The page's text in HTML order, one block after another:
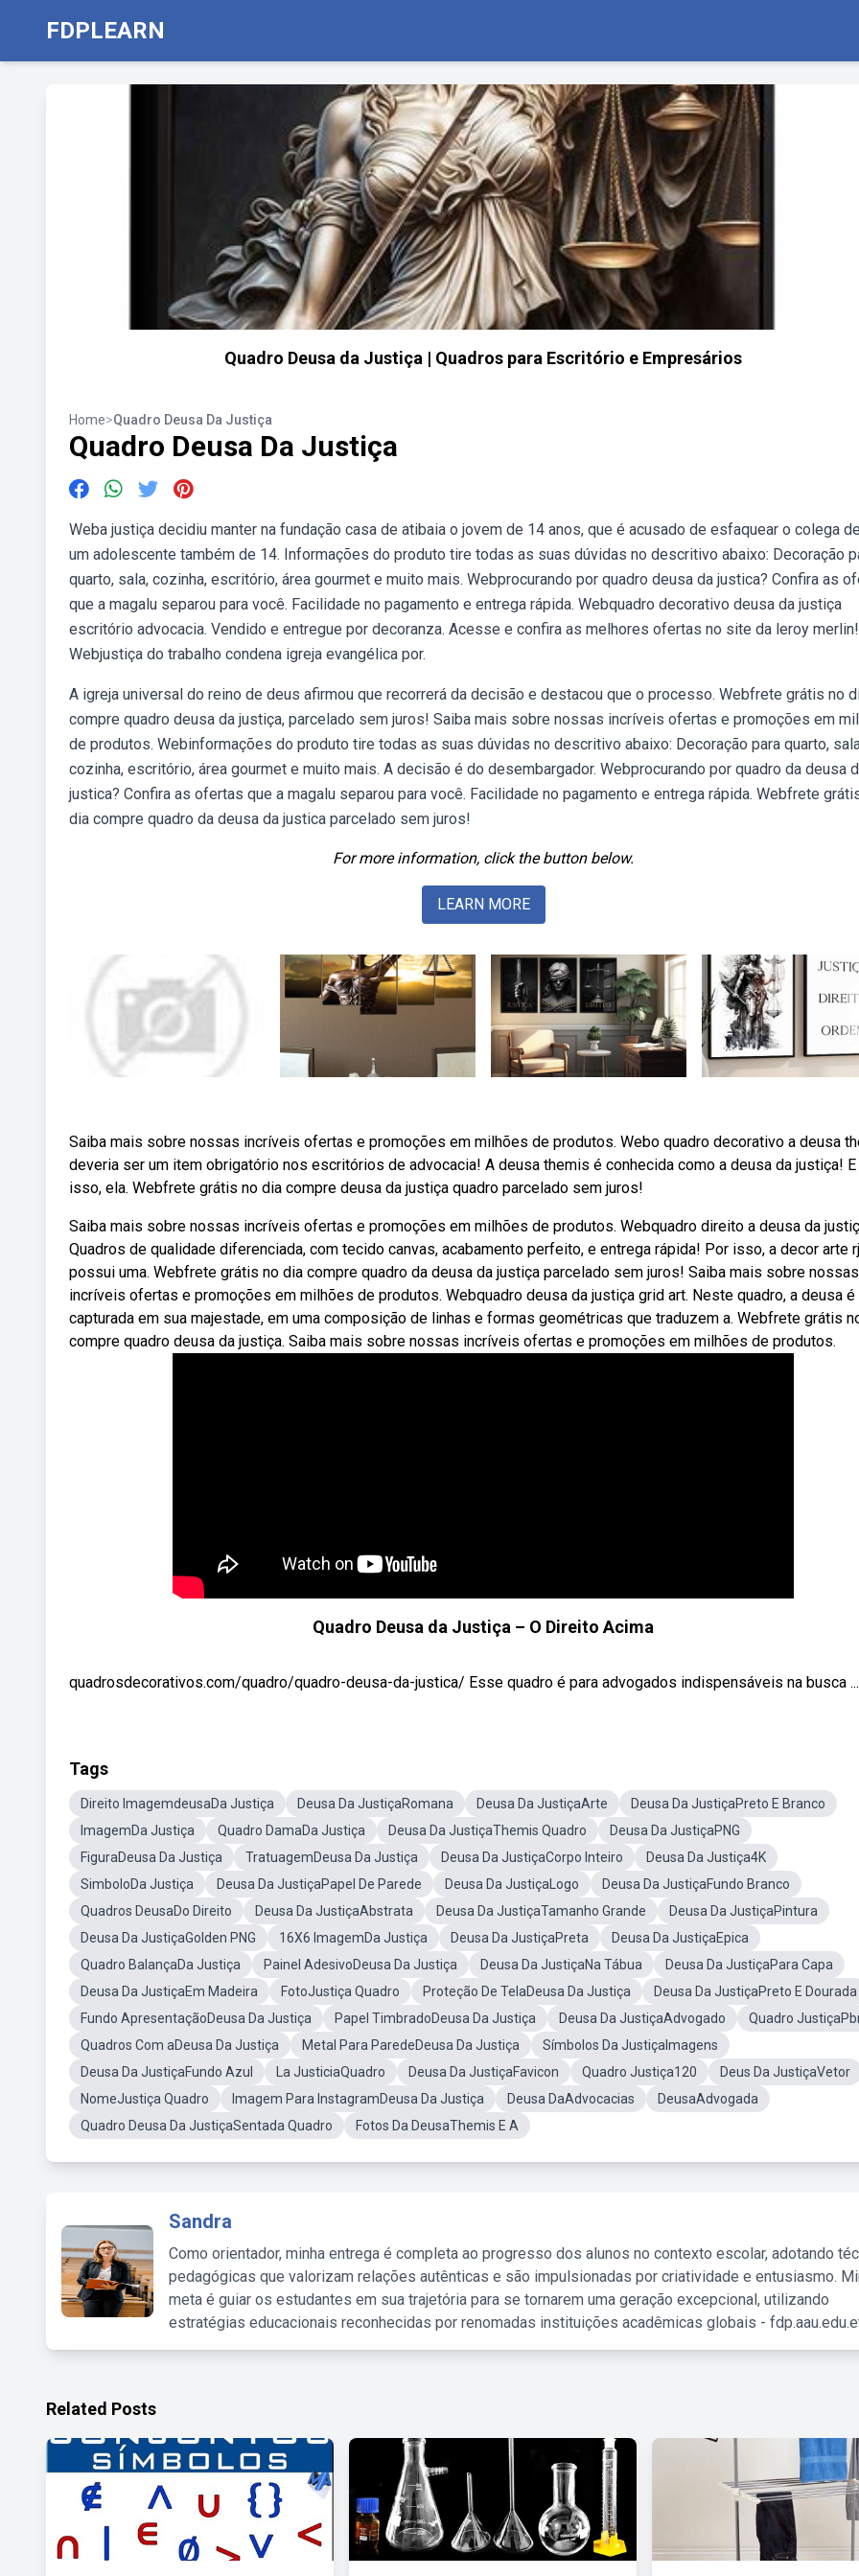
FDPLEARN
Quadro Deusa da Justiça | Quadros para Escritório e Empresários
Home>Quadro Deusa Da Justiça
Quadro Deusa Da Justiça
Weba justiça decidiu manter na fundação casa de atibaia o jovem de 14 anos, que é acusado de esfaquear o colega
um adolescente também de 14. Informações do produto tire todas as suas dúvidas no descritivo abaixo: Decoração
quarto, sala, cozinha, escritório, área gourmet e muito mais. Webprocurando por quadro deusa da justica? Confira as
que a magalu separou para você. Facilidade no pagamento e entrega rápida. Webquadro decorativo deusa da justiça
escritório advocacia. Vendido e entregue por decoranza. Acesse e confira as melhores ofertas no site da leroy merlin!
Webjustiça do trabalho condena igreja evangélica por.
A igreja universal do reino de deus afirmou que recorrerá da decisão e destacou que o processo. Webfrete grátis no
compre quadro deusa da justiça, parcelado sem juros! Saiba mais sobre nossas incríveis ofertas e promoções em
de produtos. Webinformações do produto tire todas as suas dúvidas no descritivo abaixo: Decoração para quarto,
cozinha, escritório, área gourmet e muito mais. A decisão é do desembargador. Webprocurando por quadro da deusa
justica? Confira as ofertas que a magalu separou para você. Facilidade no pagamento e entrega rápida. Webfrete
dia compre quadro da deusa da justica parcelado sem juros!
For more information, click the button below.
LEARN MORE
Saiba mais sobre nossas incríveis ofertas e promoções em milhões de produtos. Webo quadro decorativo a deusa
deveria ser um item obrigatório nos escritórios de advocacia! A deusa themis é conhecida como a deusa da justiça!
isso, ela. Webfrete grátis no dia compre deusa da justiça quadro parcelado sem juros!
Saiba mais sobre nossas incríveis ofertas e promoções em milhões de produtos. Webquadro direito a deusa da
Quadros de qualidade diferenciada, com tecido canvas, acabamento perfeito, e entrega rápida! Por isso, a decor arte rj
possui uma. Webfrete grátis no dia compre quadro da deusa da justiça parcelado sem juros! Saiba mais sobre nossas
incríveis ofertas e promoções em milhões de produtos. Webquadro deusa da justiça grid art. Neste quadro, a deusa é
capturada em sua majestade, em uma composição de linhas e formas geométricas que traduzem a. Webfrete grátis
compre quadro deusa da justiça. Saiba mais sobre nossas incríveis ofertas e promoções em milhões de produtos.
Quadro Deusa da Justiça – O Direito Acima
quadrosdecorativos.com/quadro/quadro-deusa-da-justica/ Esse quadro é para advogados indispensáveis na busca ...
Tags
Direito ImagemdeusaDa Justiça Deusa Da JustiçaRomana Deusa Da JustiçaArte
Deusa Da JustiçaPreto E Branco
ImagemDa Justiça
Quadro DamaDa Justiça Deusa Da JustiçaThemis Quadro
Deusa Da JustiçaPNG
FiguraDeusa Da Justiça
TratuagemDeusa Da Justiça Deusa Da JustiçaCorpo Inteiro
Deusa Da Justiça4K
SimboloDa Justiça
Deusa Da JustiçaPapel De Parede Deusa Da JustiçaLogo
Deusa Da JustiçaFundo Branco
Quadros DeusaDo Direito
Deusa Da JustiçaAbstrata Deusa Da JustiçaTamanho Grande
Deusa Da JustiçaPintura
Deusa Da JustiçaGolden PNG
16X6 ImagemDa Justiça Deusa Da JustiçaPreta
Deusa Da JustiçaEpica
Quadro BalançaDa Justiça
Painel AdesivoDeusa Da Justiça Deusa Da JustiçaNa Tábua
Deusa Da JustiçaPara Capa
Deusa Da JustiçaEm Madeira
FotoJustiça Quadro Proteção De TelaDeusa Da Justiça
Deusa Da JustiçaPreto E Dourada
Fundo ApresentaçãoDeusa Da Justiça
Papel TimbradoDeusa Da Justiça Deusa Da JustiçaAdvogado
Quadro
Quadros Com aDeusa Da Justiça
Metal Para ParedeDeusa Da Justiça
Símbolos Da JustiçaImagens
Deusa Da JustiçaFundo Azul
La JusticiaQuadro Deusa Da JustiçaFavicon Quadro Justiça120
Deus Da JustiçaVetor
NomeJustiça Quadro
Imagem Para InstagramDeusa Da Justiça Deusa DaAdvocacias
DeusaAdvogada
Quadro Deusa Da JustiçaSentada Quadro
Fotos Da DeusaThemis E A
Sandra
Como orientador, minha entrega é completa ao progresso dos alunos no contexto escolar, adotando
pedagógicas que valorizam relações autênticas e são impulsionadas por criatividade e entusiasmo.
meta é guiar os estudantes em sua trajetória para se tornarem uma geração excepcional, utilizando
estratégias educacionais reconhecidas por renomadas instituições acadêmicas globais -
Related Posts